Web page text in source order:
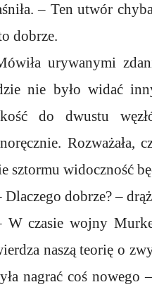
– Ten utwór
dobrze.
urywanymi
nie było widać
do dwustu
sztormu widoczność
Dlaczego dobrze? –
W czasie wojny
naszą teorię o
nagrać coś nowego